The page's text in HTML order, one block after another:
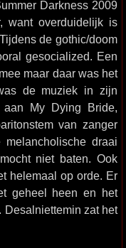
Darkness 2009
want overduidelijk is
de gothic/doom
gesocialized. Een
maar daar was het
de muziek in zijn
aan My Dying Bride,
van zanger
draai
niet baten. Ook
helemaal op orde. Er
geheel heen en het
zat het